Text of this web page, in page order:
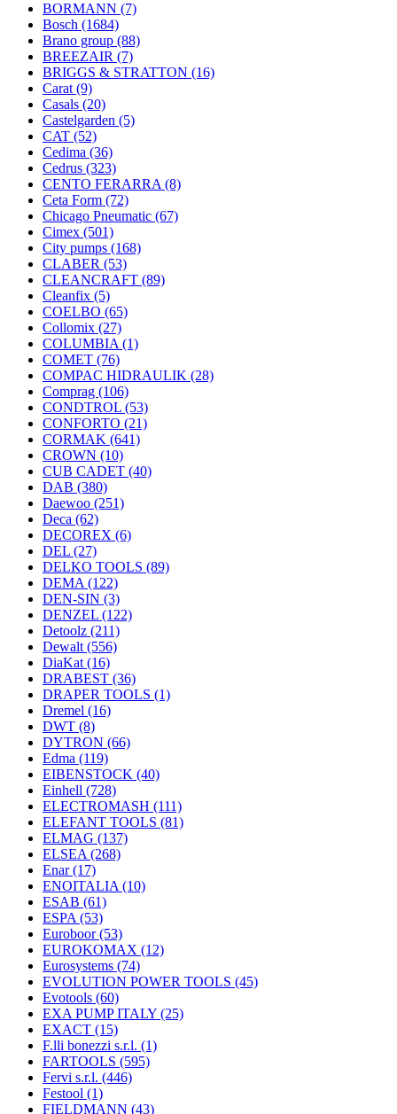
BORMANN (7)
Bosch (1684)
Brano group (88)
BREEZAIR (7)
BRIGGS & STRATTON (16)
Carat (9)
Casals (20)
Castelgarden (5)
CAT (52)
Cedima (36)
Cedrus (323)
CENTO FERARRA (8)
Ceta Form (72)
Chicago Pneumatic (67)
Cimex (501)
City pumps (168)
CLABER (53)
CLEANCRAFT (89)
Cleanfix (5)
COELBO (65)
Collomix (27)
COLUMBIA (1)
COMET (76)
COMPAC HIDRAULIK (28)
Comprag (106)
CONDTROL (53)
CONFORTO (21)
CORMAK (641)
CROWN (10)
CUB CADET (40)
DAB (380)
Daewoo (251)
Deca (62)
DECOREX (6)
DEL (27)
DELKO TOOLS (89)
DEMA (122)
DEN-SIN (3)
DENZEL (122)
Detoolz (211)
Dewalt (556)
DiaKat (16)
DRABEST (36)
DRAPER TOOLS (1)
Dremel (16)
DWT (8)
DYTRON (66)
Edma (119)
EIBENSTOCK (40)
Einhell (728)
ELECTROMASH (111)
ELEFANT TOOLS (81)
ELMAG (137)
ELSEA (268)
Enar(17)
ENOITALIA (10)
ESAB (61)
ESPA (53)
Euroboor(53)
EUROKOMAX (12)
Eurosystems (74)
EVOLUTION POWER TOOLS (45)
Evotools (60)
EXA PUMP ITALY (25)
EXACT (15)
F.lli bonezzi s.r.l. (1)
FARTOOLS (595)
Fervi s.r.l. (446)
Festool (1)
FIELDMANN (43)